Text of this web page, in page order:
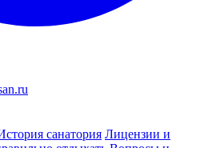
санатория Лицензии и